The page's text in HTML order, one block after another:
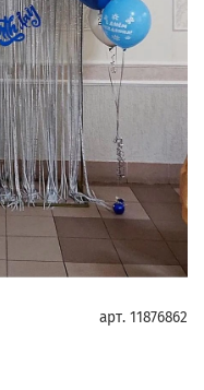
арт. 11876862